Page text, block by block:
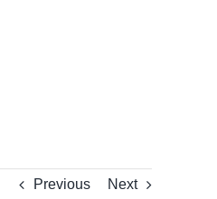
Previous Next